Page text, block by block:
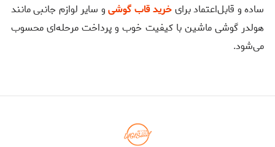
ساده و قابل‌اعتماد برایخرید قاب گوشیو سایر لوازم جانبی مانند
هولدر گوشی ماشین با کیفیت خوب و پرداخت مرحله‌ای محسوب
می‌شود.